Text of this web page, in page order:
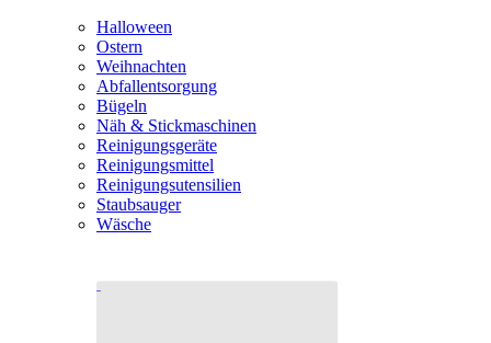
Halloween
Ostern
Weihnachten
Abfallentsorgung
Bügeln
Näh & Stickmaschinen
Reinigungsgeräte
Reinigungsmittel
Reinigungsutensilien
Staubsauger
Wäsche